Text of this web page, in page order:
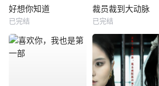
好想你知道
已完结
裁员裁到大动脉
已完结